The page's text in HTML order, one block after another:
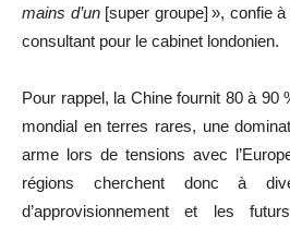
mains d’un [super groupe] », confie
consultant pour le cabinet londonien.
Pour rappel, la Chine fournit 80 à 90
mondial en terres rares, une
arme lors de tensions avec
régions cherchent donc à
d’approvisionnement et les